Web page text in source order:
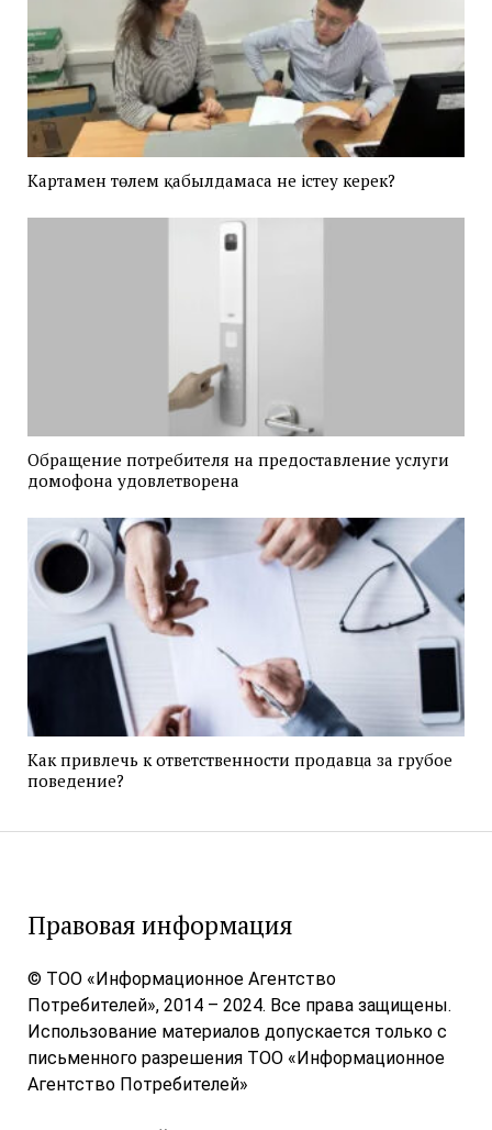
Картамен төлем қабылдамаса не істеу керек?
Обращение потребителя на предоставление услуги
домофона удовлетворена
Как привлечь к ответственности продавца за грубое
поведение?
Правовая информация
© ТОО «Информационное Агентство
Потребителей», 2014 – 2024. Все права защищены.
Использование материалов допускается только с
письменного разрешения ТОО «Информационное
Агентство Потребителей»